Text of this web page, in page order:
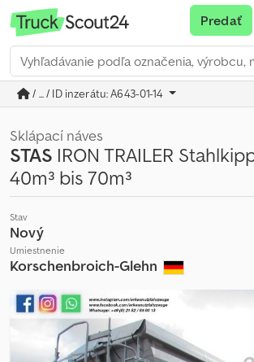
Predať
/ ... / ID inzerátu: A643-01-14
Sklápací náves
STAS IRON TRAILER
40m³ bis 70m³
Stav
Nový
Umiestnenie
Korschenbroich-Glehn